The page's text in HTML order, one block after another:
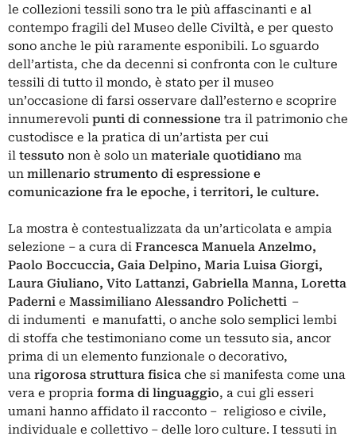
le collezioni tessili sono tra le più affascinanti e al
contempo fragili del Museo delle Civiltà, e per questo
sono anche le più raramente esponibili. Lo sguardo
dell’artista, che da decenni si confronta con le culture
tessili di tutto il mondo, è stato per il museo
un’occasione di farsi osservare dall’esterno e scoprire
innumerevoli punti di connessione tra il patrimonio che
custodisce e la pratica di un’artista per cui
il tessuto non è solo un materiale quotidiano ma
un millenario strumento di espressione e
comunicazione fra le epoche, i territori, le culture.
La mostra è contestualizzata da un’articolata e ampia
selezione – a cura di Francesca Manuela Anzelmo,
Paolo Boccuccia, Gaia Delpino, Maria Luisa Giorgi,
Laura Giuliano, Vito Lattanzi, Gabriella Manna, Loretta
Paderni e Massimiliano Alessandro Polichetti –
di indumenti e manufatti, o anche solo semplici lembi
di stoffa che testimoniano come un tessuto sia, ancor
prima di un elemento funzionale o decorativo,
una rigorosa struttura fisica che si manifesta come una
vera e propria forma di linguaggio, a cui gli esseri
umani hanno affidato il racconto – religioso e civile,
individuale e collettivo – delle loro culture. I tessuti in